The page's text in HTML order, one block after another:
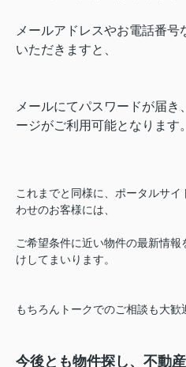
メールアドレスやお電話番
いただきますと、
メールにてパスワードが届
ージがご利用可能となります。
これまでと同様に、ポータルサ
わせのお客様には、
ご希望条件に近い物件の最新情
けしてまいります。
もちろんトークでのご相談も大歓
今後とも物件探し、不動